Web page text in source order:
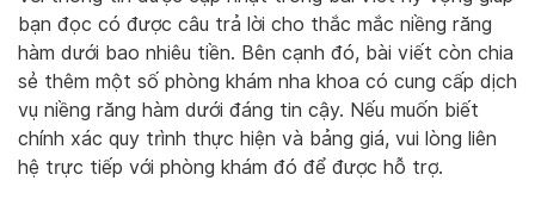
bạn đọc có được câu trả lời cho thắc mắc niềng răng
hàm dưới bao nhiêu tiền. Bên cạnh đó, bài viết còn chia
sẻ thêm một số phòng khám nha khoa có cung cấp dịch
vụ niềng răng hàm dưới đáng tin cậy. Nếu muốn biết
chính xác quy trình thực hiện và bảng giá, vui lòng liên
hệ trực tiếp với phòng khám đó để được hỗ trợ.